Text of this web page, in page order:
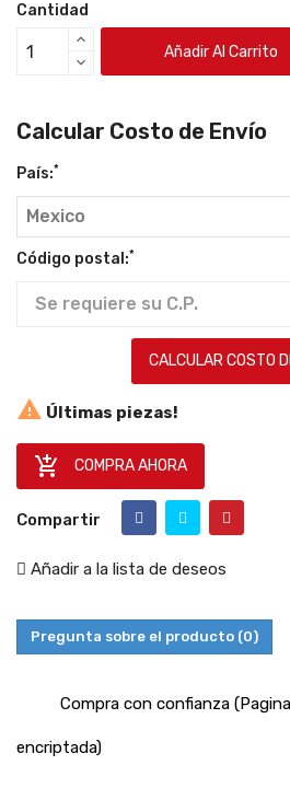
Cantidad
Añadir Al Carrito
Calcular Costo de Envío
País:*
Código postal:*
CALCULAR COSTO
 Últimas piezas!
 COMPRA AHORA
Compartir
Añadir a la lista de deseos
Pregunta sobre el producto (0)
Compra con confianza
encriptada)